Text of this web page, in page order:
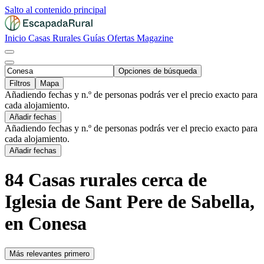
Salto al contenido principal
Inicio Casas Rurales Guías Ofertas Magazine
Opciones de búsqueda
Filtros
Mapa
Añadiendo fechas y n.º de personas podrás ver el precio exacto para
cada alojamiento.
Añadir fechas
Añadiendo fechas y n.º de personas podrás ver el precio exacto para
cada alojamiento.
Añadir fechas
84 Casas rurales cerca de
Iglesia de Sant Pere de Sabella,
en Conesa
Más relevantes primero